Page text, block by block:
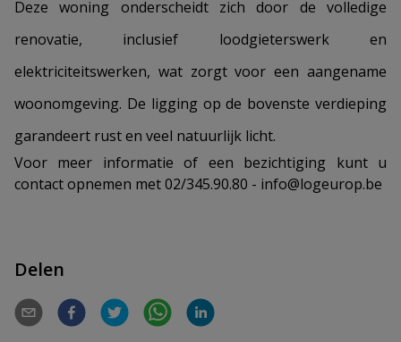
Deze woning onderscheidt zich door de volledige
renovatie, inclusief loodgieterswerk en
elektriciteitswerken, wat zorgt voor een aangename
woonomgeving. De ligging op de bovenste verdieping
garandeert rust en veel natuurlijk licht.
Voor meer informatie of een bezichtiging kunt u
contact opnemen met 02/345.90.80 - info@logeurop.be
Delen